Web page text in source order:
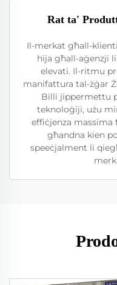
Rat ta'
Il-merkat għall-
hija għall-aġenzji
elevati. Il-ritmu
manifattura tal-żġar
Billi jippermettu
teknoloġiji, użu
effiċjenza
għandna kien
speeċjalment li